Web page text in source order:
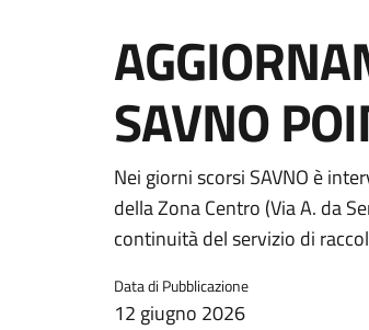
SAVNO
Nei giorni scorsi SAVNO è
della Zona Centro (Via A. da
continuità del servizio di
Data di Pubblicazione
12 giugno 2026